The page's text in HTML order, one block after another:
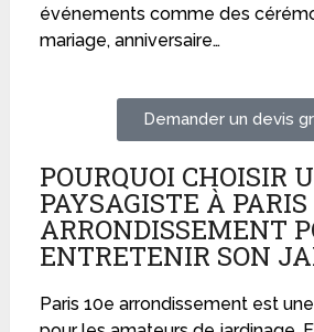
événements comme des
mariage, anniversaire…
Demander un devis
POURQUOI CHOISIR
PAYSAGISTE À PARIS
ARRONDISSEMENT
ENTRETENIR SON
Paris 10e arrondissement est